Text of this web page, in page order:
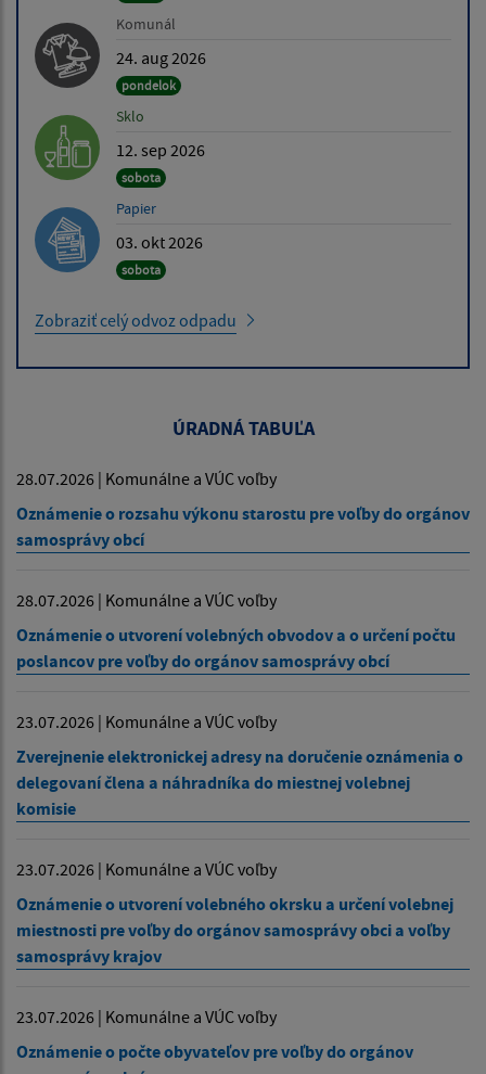
Komunál
24. aug 2026
pondelok
Sklo
12. sep 2026
sobota
Papier
03. okt 2026
sobota
Zobraziť celý odvoz odpadu
ÚRADNÁ TABUĽA
28.07.2026 | Komunálne a VÚC voľby
Oznámenie o rozsahu výkonu starostu pre voľby do orgánov
samosprávy obcí
28.07.2026 | Komunálne a VÚC voľby
Oznámenie o utvorení volebných obvodov a o určení počtu
poslancov pre voľby do orgánov samosprávy obcí
23.07.2026 | Komunálne a VÚC voľby
Zverejnenie elektronickej adresy na doručenie oznámenia o
delegovaní člena a náhradníka do miestnej volebnej
komisie
23.07.2026 | Komunálne a VÚC voľby
Oznámenie o utvorení volebného okrsku a určení volebnej
miestnosti pre voľby do orgánov samosprávy obci a voľby
samosprávy krajov
23.07.2026 | Komunálne a VÚC voľby
Oznámenie o počte obyvateľov pre voľby do orgánov